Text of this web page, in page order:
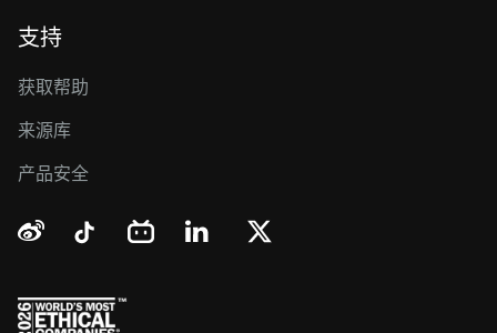
支持
获取帮助
来源库
产品安全